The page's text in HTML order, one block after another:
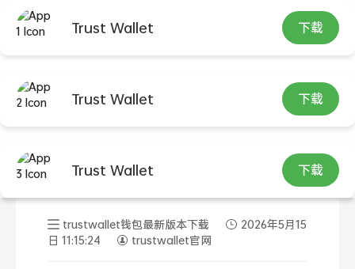
Trust Wallet 下载
Trust Wallet 下载
Trust Wallet 下载
首页
想入圈私藏实用分析 Trust钱
包靠谱吗一文说透实话
trustwallet钱包最新版本下载
2026年5月15
日 11:15:24
trustwallet官网